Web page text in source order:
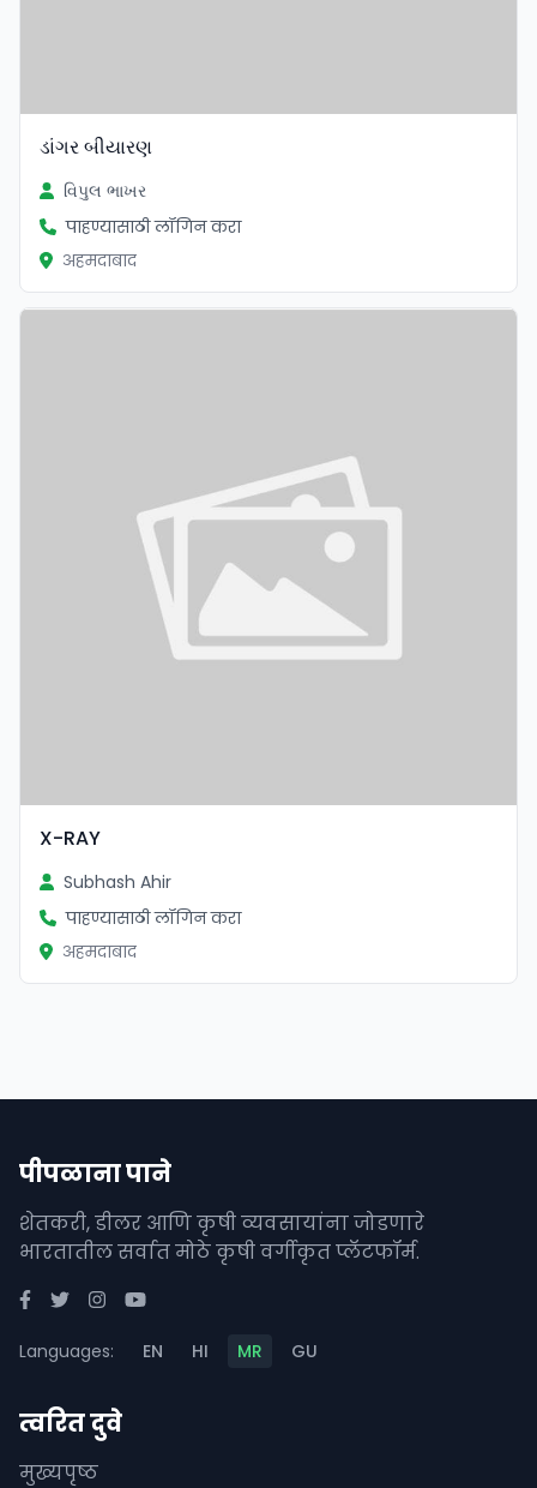
ડાંગર બીયારણ
વિપુલ ભાખર
पाहण्यासाठी लॉगिन करा
अहमदाबाद
X-RAY
Subhash Ahir
पाहण्यासाठी लॉगिन करा
अहमदाबाद
पीपळाना पाने
शेतकरी, डीलर आणि कृषी व्यवसायांना जोडणारे
भारतातील सर्वात मोठे कृषी वर्गीकृत प्लॅटफॉर्म.
Languages: EN HI MR GU
त्वरित दुवे
मुख्यपृष्ठ